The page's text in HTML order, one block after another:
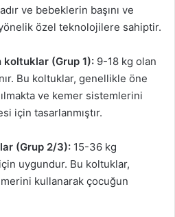
ve bebeklerin başını ve
özel teknolojilere sahiptir.
koltuklar (Grup 1): 9-18 kg olan
Bu koltuklar, genellikle öne
ve kemer sistemlerini
için tasarlanmıştır.
(Grup 2/3): 15-36 kg
uygundur. Bu koltuklar,
kullanarak çocuğun